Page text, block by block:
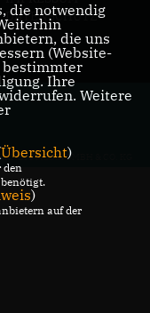
DATENSCHUTZ
MEDIA GMBH & CO. KG
die notwendig
die uns
(Website-
bestimmter
Ihre
Weitere
Übersicht)
den
)
auf der